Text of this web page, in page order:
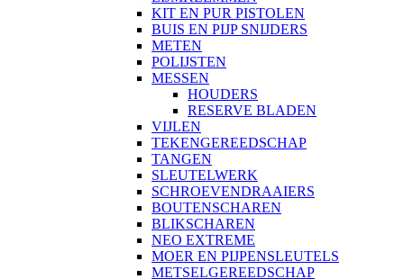
KIT EN PUR PISTOLEN
BUIS EN PIJP SNIJDERS
METEN
POLIJSTEN
MESSEN
HOUDERS
RESERVE BLADEN
VIJLEN
TEKENGEREEDSCHAP
TANGEN
SLEUTELWERK
SCHROEVENDRAAIERS
BOUTENSCHAREN
BLIKSCHAREN
NEO EXTREME
MOER EN PIJPENSLEUTELS
METSELGEREEDSCHAP